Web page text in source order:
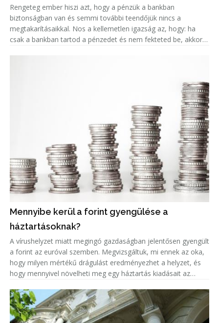
Rengeteg ember hiszi azt, hogy a pénzük a bankban
biztonságban van és semmi további teendőjük nincs a
megtakarításaikkal. Nos a kellemetlen igazság az, hogy: ha
csak a bankban tartod a pénzedet és nem fekteted be, akkor
Mennyibe kerül a forint gyengülése a
háztartásoknak?
A vírushelyzet miatt megingó gazdaságban jelentősen gyengült
a forint az euróval szemben. Megvizsgáltuk, mi ennek az oka,
hogy milyen mértékű drágulást eredményezhet a helyzet, és
hogy mennyivel növelheti meg egy háztartás kiadásait az